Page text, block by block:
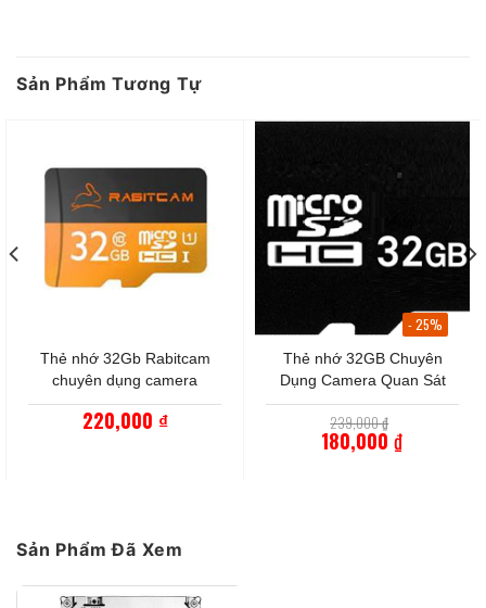
Sản Phẩm Tương Tự
Thẻ nhớ 32Gb Rabitcam
chuyên dụng camera
220,000 ₫
Thẻ nhớ 32GB Chuyên
Dụng Camera Quan Sát
239,000₫ gốc
là:
180,000 ₫
- 25%
Sản Phẩm Đã Xem